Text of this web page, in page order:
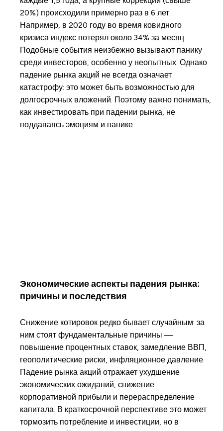
20%) происходили примерно раз в 6 лет.
Например, в 2020 году во время ковидного
кризиса индекс потерял около 34% за месяц.
Подобные события неизбежно вызывают панику
среди инвесторов, особенно у неопытных. Однако
падение рынка акций не всегда означает
катастрофу: это может быть возможностью для
долгосрочных вложений. Поэтому важно понимать,
как инвестировать при падении рынка, не
поддаваясь эмоциям и панике.
Экономические аспекты падения рынка:
причины и последствия
Снижение котировок редко бывает случайным: за
ним стоят фундаментальные причины —
повышение процентных ставок, замедление ВВП,
геополитические риски, инфляционное давление.
Падение рынка акций отражает ухудшение
экономических ожиданий, снижение
корпоративной прибыли и перераспределение
капитала. В краткосрочной перспективе это может
тормозить потребление и инвестиции, но в